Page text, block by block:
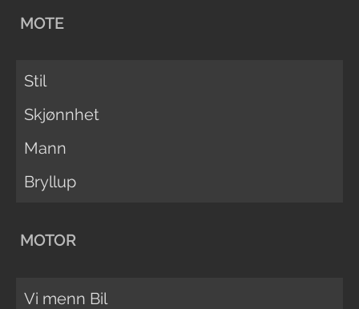
MOTE
Stil
Skjønnhet
Mann
Bryllup
MOTOR
Vi menn Bil